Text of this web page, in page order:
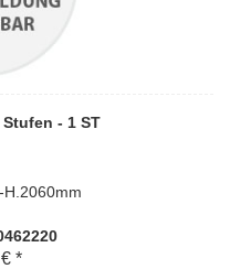
- 1 ST
*